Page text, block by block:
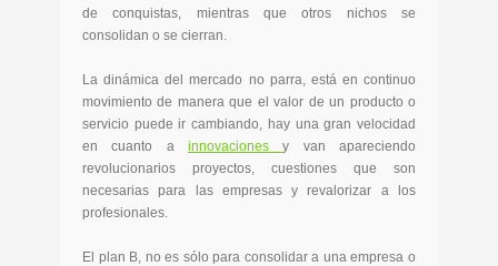
de conquistas, mientras que otros nichos se
consolidan o se cierran.
La dinámica del mercado no parra, está en continuo
movimiento de manera que el valor de un producto o
servicio puede ir cambiando, hay una gran velocidad
en cuanto a innovacionesy van apareciendo
revolucionarios proyectos, cuestiones que son
necesarias para las empresas y revalorizar a los
profesionales.
El plan B, no es sólo para consolidar a una empresa o